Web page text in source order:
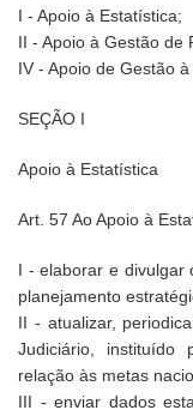
I - Apoio à Estatística;
II - Apoio à Gestão de
IV - Apoio de Gestão
SEÇÃO I
Apoio à Estatística
Art. 57 Ao Apoio à
I - elaborar e divulgar
planejamento
II - atualizar,
Judiciário, instituído
relação às metas
III - enviar dados